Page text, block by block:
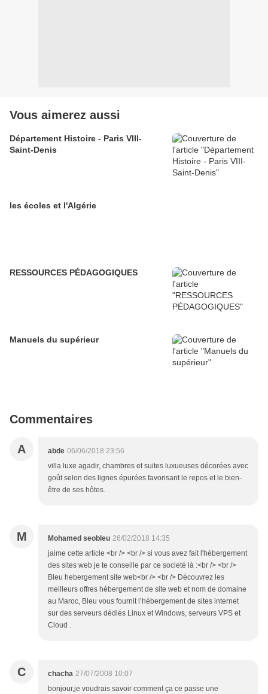
Vous aimerez aussi
Département Histoire - Paris VIII-
Saint-Denis
les écoles et l'Algérie
RESSOURCES PÉDAGOGIQUES
Manuels du supérieur
Commentaires
A abde 06/06/2018 23:56
villa luxe agadir, chambres et suites luxueuses décorées avec
goût selon des lignes épurées favorisant le repos et le bien-
être de ses hôtes.
M Mohamed seobleu 26/02/2018 14:35
jaime cette article <br /> <br /> si vous avez fait l'hébergement
des sites web je te conseille par ce societé là :<br /> <br />
Bleu hebergement site web<br /> <br /> Découvrez les
meilleurs offres hébergement de site web et nom de domaine
au Maroc, Bleu vous fournit l’hébergement de sites internet
sur des serveurs dédiés Linux et Windows, serveurs VPS et
Cloud .
C chacha 27/07/2008 10:07
bonjour,je voudrais savoir comment ça ce passe une